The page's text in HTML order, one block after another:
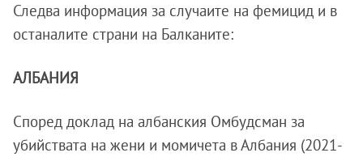
Следва информация за случаите на фемицид и в
останалите страни на Балканите:
АЛБАНИЯ
Според доклад на албанския Омбудсман за
убийствата на жени и момичета в Албания (2021-